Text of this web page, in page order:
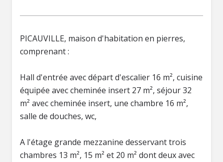
PICAUVILLE, maison d'habitation en pierres,
comprenant :
Hall d'entrée avec départ d'escalier 16 m², cuisine
équipée avec cheminée insert 27 m², séjour 32
m² avec cheminée insert, une chambre 16 m²,
salle de douches, wc,
A l'étage grande mezzanine desservant trois
chambres 13 m², 15 m² et 20 m² dont deux avec